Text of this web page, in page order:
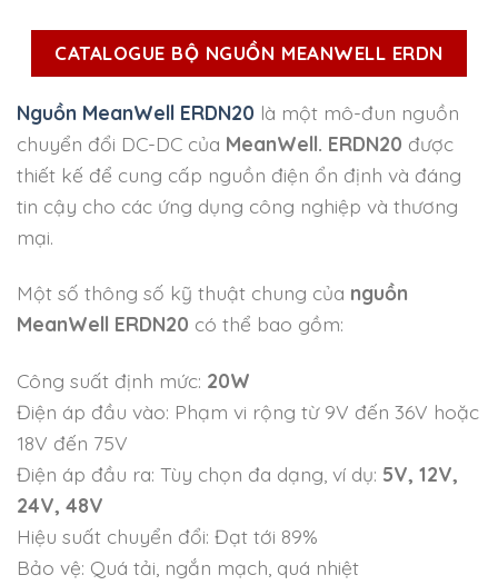
CATALOGUE BỘ NGUỒN MEANWELL ERDN
Nguồn MeanWell ERDN20 là một mô-đun nguồn
chuyển đổi DC-DC của MeanWell. ERDN20 được
thiết kế để cung cấp nguồn điện ổn định và đáng
tin cậy cho các ứng dụng công nghiệp và thương
mại.
Một số thông số kỹ thuật chung của nguồn
MeanWell ERDN20 có thể bao gồm:
Công suất định mức: 20W
Điện áp đầu vào: Phạm vi rộng từ 9V đến 36V hoặc
18V đến 75V
Điện áp đầu ra: Tùy chọn đa dạng, ví dụ: 5V, 12V,
24V, 48V
Hiệu suất chuyển đổi: Đạt tới 89%
Bảo vệ: Quá tải, ngắn mạch, quá nhiệt